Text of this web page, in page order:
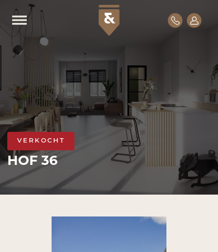
verkocht
HOF 36